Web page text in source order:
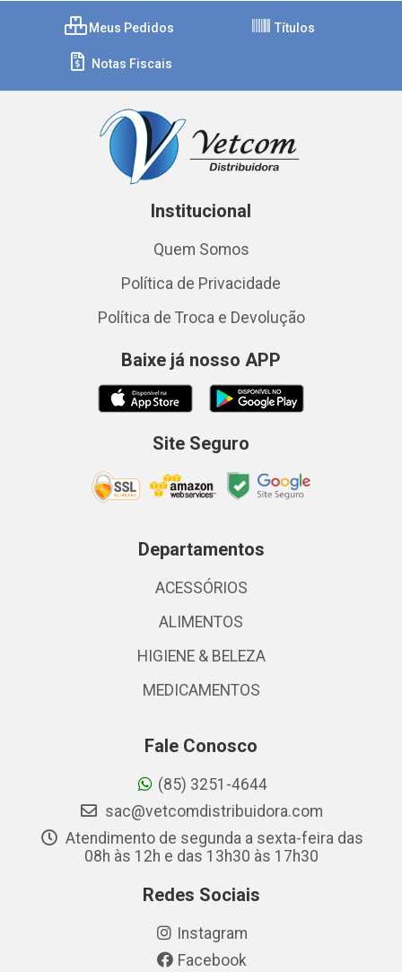
Meus Pedidos Títulos
Notas Fiscais
Institucional
Quem Somos
Política de Privacidade
Política de Troca e Devolução
Baixe já nosso APP
Site Seguro
Departamentos
ACESSÓRIOS
ALIMENTOS
HIGIENE & BELEZA
MEDICAMENTOS
Fale Conosco
(85) 3251-4644
sac@vetcomdistribuidora.com
Atendimento de segunda a sexta-feira das
08h às 12h e das 13h30 às 17h30
Redes Sociais
Instagram
Facebook